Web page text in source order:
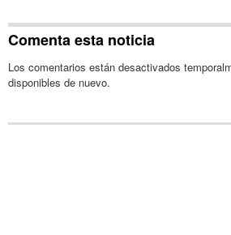
Comenta esta noticia
Los comentarios están desactivados
disponibles de nuevo.